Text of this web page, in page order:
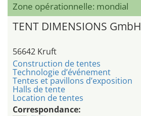
Zone opérationnelle: mondial
TENT DIMENSIONS GmbH
56642 Kruft
Construction de tentes
Technologie d’événement
Tentes et pavillons d’exposition
Halls de tente
Location de tentes
Correspondance: